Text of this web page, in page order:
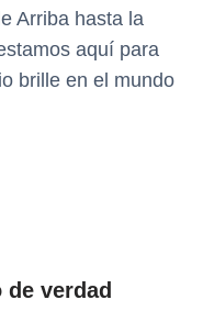
Arriba hasta la
aquí para
brille en el mundo
verdad